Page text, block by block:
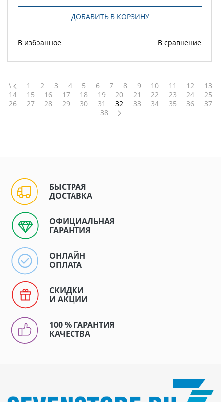
ДОБАВИТЬ В КОРЗИНУ
В избранное В сравнение
\ 1 2 3 4 5 6 7 8 9 10 11 12
13
14
15 16 17 18 19 20 21 22 23 24
25
26
27 28 29 30 31 32 33 34 35 36
37
38
БЫСТРАЯ
ДОСТАВКА
ОФИЦИАЛЬНАЯ
ГАРАНТИЯ
ОНЛАЙН
ОПЛАТА
СКИДКИ
И АКЦИИ
100 % ГАРАНТИЯ
КАЧЕСТВА